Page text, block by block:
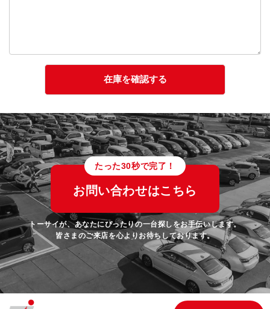
たった30秒で完了！
お問い合わせはこちら
トーサイが、あなたにぴったりの一台探しをお手伝いします。
皆さまのご来店を心よりお待ちしております。